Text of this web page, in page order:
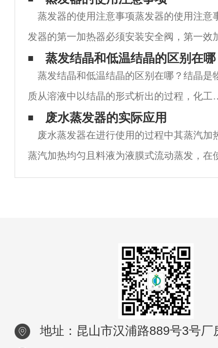
蒸发器的使用注意事项蒸发器的使用注意
发器的第一加热器必须安装安全阀，第一效
压力不得超过0.01Mpa。应经常检查安全阀
麻痹大意。2、在任何情况下停车都要关闭蒸
蒸发结晶和低温结晶的区别在
蒸发结晶和低温结晶的区别在哪？结晶是
质从溶液中以结晶的形式析出的过程，化工
业中常见的结晶方式有两种，蒸发结晶和低
结晶，今天带大家了解下，蒸发结晶和低温
晶的区别在哪？结晶在工业中的作用结晶在
业
废水蒸发器的实际应用
废水蒸发器在进行使用的过程中其蒸汽加
蒸汽加热均匀且料液为液膜式流动蒸发，在
具有传热效率高且加热时间短等主要特点，
地址：昆山市汉浦路889号3号厂